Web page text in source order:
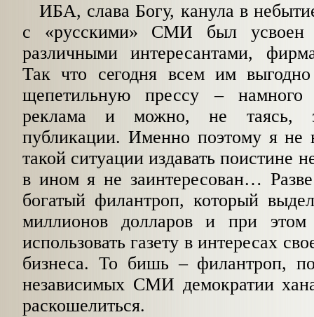
ИБА, слава Богу, канула в
с «русскими» СМИ был усвоен
различными интересантами,
Так что сегодня всем им
щепетильную прессу – намного
реклама и можно, не таясь,
публикации. Именно поэтому я не
такой ситуации издавать поистине
в ином я не заинтересован…
богатый филантроп, который
миллионов долларов и при этом
использовать газету в интересах
бизнеса. То бишь – филантроп,
независимых СМИ демократии
раскошелиться.